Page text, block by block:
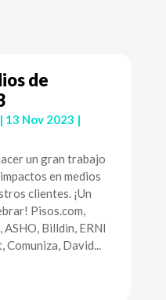
de
13 Nov 2023 |
un gran trabajo
en medios
clientes. ¡Un
Pisos.com,
Billdin, ERNI
Comuniza, David...